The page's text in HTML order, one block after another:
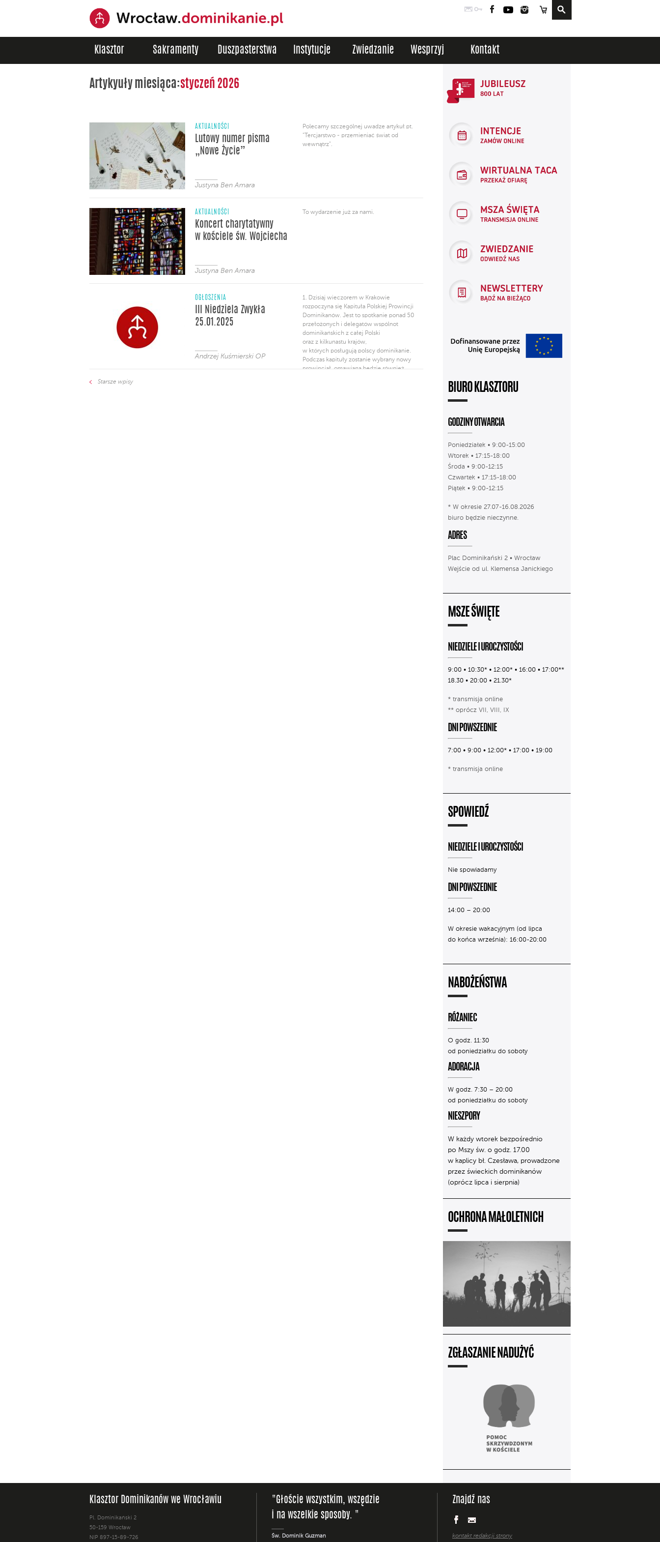
PocztaLogowanie
FacebookYouTubeInstagram
Sklep
Klasztor Sakramenty Duszpasterstwa Instytucje Zwiedzanie Wesprzyj Kontakt
Artykyuły miesiąca:styczeń 2026
AKTUALNOŚCI
Lutowy numer pisma
„Nowe Życie”
Justyna Ben Amara
Polecamy szczególnej uwadze artykuł pt.
"Tercjarstwo - przemieniać świat od
wewnątrz".
AKTUALNOŚCI
Koncert charytatywny
w kościele św. Wojciecha
Justyna Ben Amara
To wydarzenie już za nami.
OGŁOSZENIA
III Niedziela Zwykła
25.01.2025
Andrzej Kuśmierski OP
1. Dzisiaj wieczorem w Krakowie
rozpoczyna się Kapituła Polskiej Prowincji
Dominikanów. Jest to spotkanie ponad 50
przełożonych i delegatów wspólnot
dominikańskich z całej Polski
oraz z kilkunastu krajów,
w których posługują polscy dominikanie.
Podczas kapituły zostanie wybrany nowy
prowincjał, omawiana będzie również
Starsze wpisy
BIURO KLASZTORU
GODZINY OTWARCIA
Poniedziałek • 9:00-15:00
Wtorek • 17:15-18:00
Środa • 9:00-12:15
Czwartek • 17:15-18:00
Piątek • 9:00-12:15
* W okresie 27.07-16.08.2026
biuro będzie nieczynne.
ADRES
Plac Dominikański 2 • Wrocław
Wejście od ul. Klemensa Janickiego
MSZE ŚWIĘTE
NIEDZIELE I UROCZYSTOŚCI
9:00 • 10:30* • 12:00* • 16:00 • 17:00**
18.30 • 20:00 • 21.30*
* transmisja online
** oprócz VII, VIII, IX
DNI POWSZEDNIE
7:00 • 9:00 • 12:00* • 17:00 • 19:00
* transmisja online
SPOWIEDŹ
NIEDZIELE I UROCZYSTOŚCI
Nie spowiadamy
DNI POWSZEDNIE
14:00 – 20:00
W okresie wakacyjnym (od lipca
do końca września): 16:00-20:00
NABOŻEŃSTWA
RÓŻANIEC
O godz. 11:30
od poniedziałku do soboty
ADORACJA
W godz. 7:30 – 20:00
od poniedziałku do soboty
NIESZPORY
W każdy wtorek bezpośrednio
po Mszy św. o godz. 17.00
w kaplicy bł. Czesława, prowadzone
przez świeckich dominikanów
(oprócz lipca i sierpnia)
OCHRONA MAŁOLETNICH
ZGŁASZANIE NADUŻYĆ
Klasztor Dominikanów we Wrocławiu
Pl. Dominikański 2
50-159 Wrocław
NIP 897-15-89-726
"Głoście wszystkim, wszędzie
i na wszelkie sposoby. "
Św. Dominik Guzman
Znajdź nas
kontakt redakcji strony